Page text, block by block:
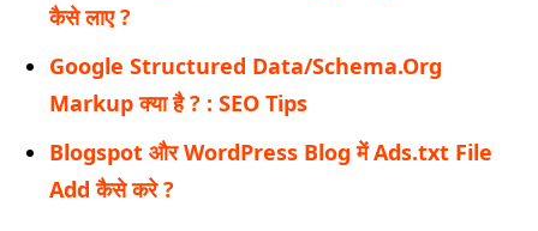
कैसे लाए ?
Google Structured Data/Schema.Org
Markup क्या है ? : SEO Tips
Blogspot और WordPress Blog में Ads.txt File
Add कैसे करे ?